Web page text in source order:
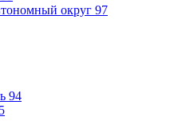
округ 97
94